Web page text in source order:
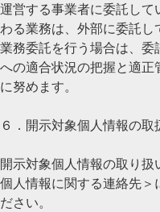
運営する事業者に委託し
わる業務は、外部に委託し
業務委託を行う場合は、
への適合状況の把握と適
に努めます。
６．開示対象個人情報の
開示対象個人情報の取り扱
個人情報に関する連絡先＞
ださい。